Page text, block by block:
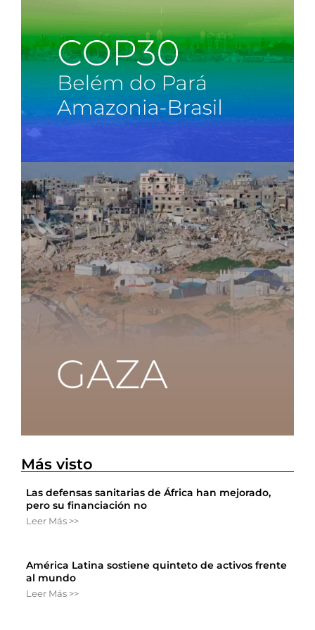
Más visto
Las defensas sanitarias de África han mejorado,
pero su financiación no
Leer Más >>
América Latina sostiene quinteto de activos frente
al mundo
Leer Más >>